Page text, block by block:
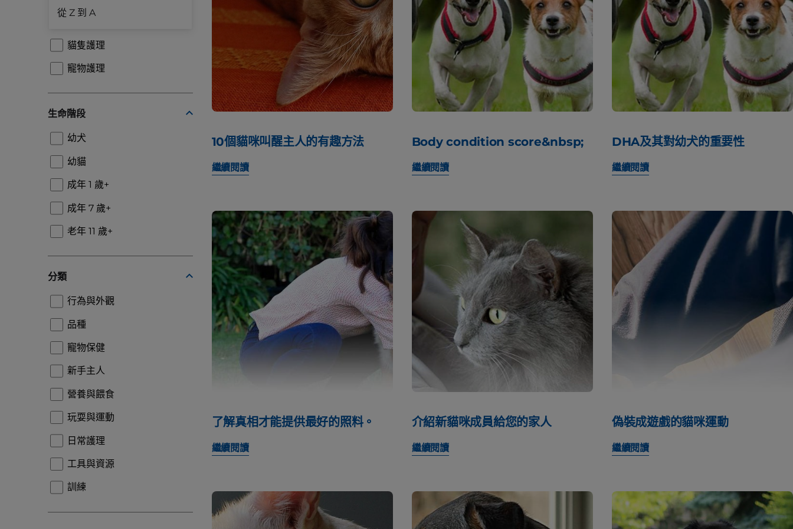
從 Z 到 A
貓隻護理
寵物護理
生命階段
幼犬
幼貓
成年 1 歲+
成年 7 歲+
老年 11 歲+
分類
行為與外觀
品種
寵物保健
新手主人
營養與餵食
玩耍與運動
日常護理
工具與資源
訓練
10個貓咪叫醒主人的有趣方法
繼續閱讀
Body condition score&nbsp;
繼續閱讀
DHA及其對幼犬的重要性
繼續閱讀
了解真相才能提供最好的照料。
繼續閱讀
介紹新貓咪成員給您的家人
繼續閱讀
偽裝成遊戲的貓咪運動
繼續閱讀